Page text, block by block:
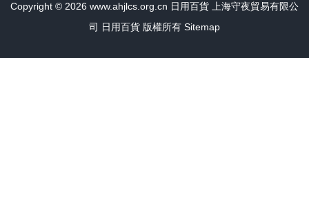
Copyright © 2026 www.ahjlcs.org.cn 日用百貨
上海守夜貿易有限公
司 日用百貨 版權所有 Sitemap